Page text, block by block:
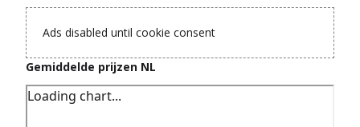
Ads disabled until cookie consent
Gemiddelde prijzen NL